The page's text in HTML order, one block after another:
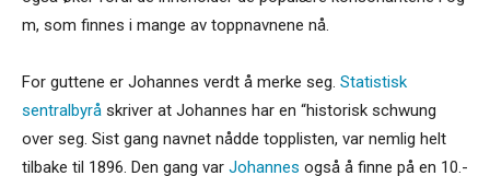
m, som finnes i mange av toppnavnene nå.
For guttene er Johannes verdt å merke seg. Statistisk
sentralbyrå skriver at Johannes har en “historisk schwung
over seg. Sist gang navnet nådde topplisten, var nemlig helt
tilbake til 1896. Den gang var Johannes også å finne på en 10.-